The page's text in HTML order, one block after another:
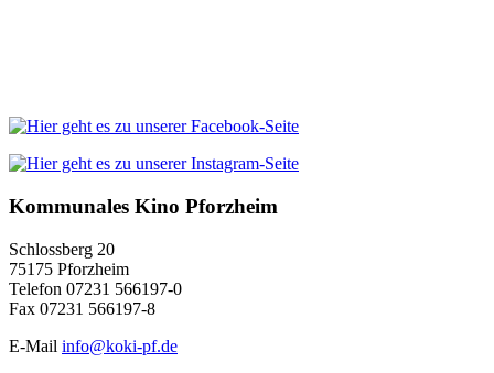
Kommunales Kino Pforzheim
Schlossberg 20
75175 Pforzheim
Telefon 07231 566197-0
Fax 07231 566197-8
E-Mail info@koki-pf.de